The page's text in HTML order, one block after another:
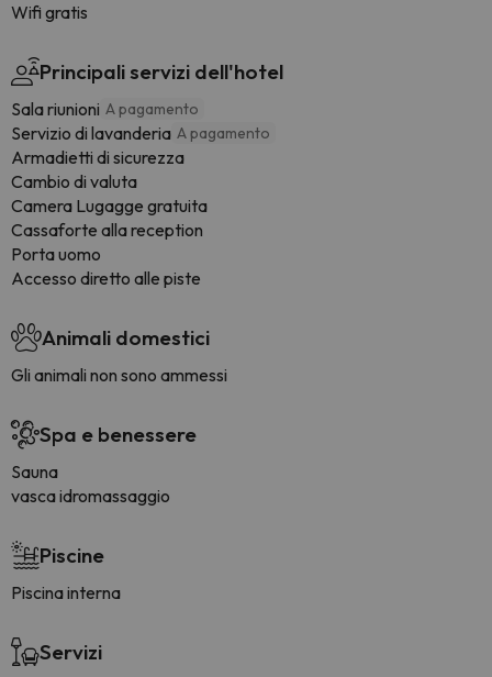
Wifi gratis
Principali servizi dell'hotel
Sala riunioni A pagamento
Servizio di lavanderia A pagamento
Armadietti di sicurezza
Cambio di valuta
Camera Lugagge gratuita
Cassaforte alla reception
Porta uomo
Accesso diretto alle piste
Animali domestici
Gli animali non sono ammessi
Spa e benessere
Sauna
vasca idromassaggio
Piscine
Piscina interna
Servizi